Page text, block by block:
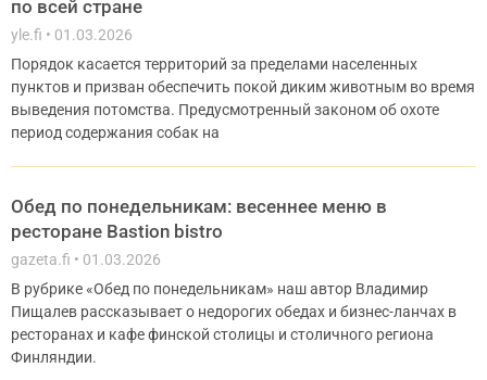
по всей стране
yle.fi
01.03.2026
Порядок касается территорий за пределами населенных
пунктов и призван обеспечить покой диким животным во время
выведения потомства. Предусмотренный законом об охоте
период содержания собак на
Обед по понедельникам: весеннее меню в
ресторане Bastion bistro
gazeta.fi
01.03.2026
В рубрике «Обед по понедельникам» наш автор Владимир
Пищалев рассказывает о недорогих обедах и бизнес-ланчах в
ресторанах и кафе финской столицы и столичного региона
Финляндии.